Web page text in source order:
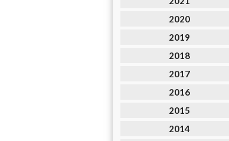
2020
2019
2018
2017
2016
2015
2014